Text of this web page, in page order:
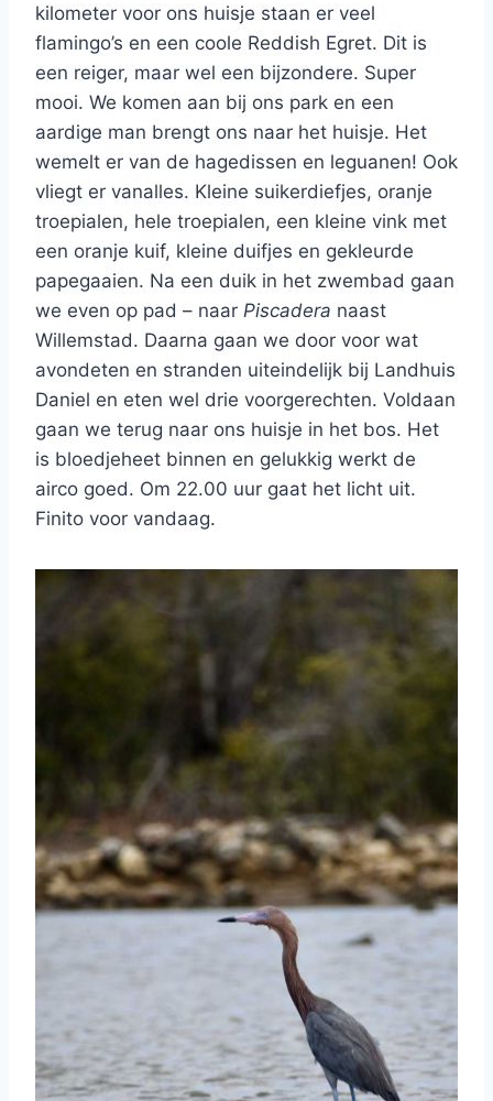
kilometer voor ons huisje staan er veel
flamingo’s en een coole Reddish Egret. Dit is
een reiger, maar wel een bijzondere. Super
mooi. We komen aan bij ons park en een
aardige man brengt ons naar het huisje. Het
wemelt er van de hagedissen en leguanen! Ook
vliegt er vanalles. Kleine suikerdiefjes, oranje
troepialen, hele troepialen, een kleine vink met
een oranje kuif, kleine duifjes en gekleurde
papegaaien. Na een duik in het zwembad gaan
we even op pad – naar Piscadera naast
Willemstad. Daarna gaan we door voor wat
avondeten en stranden uiteindelijk bij Landhuis
Daniel en eten wel drie voorgerechten. Voldaan
gaan we terug naar ons huisje in het bos. Het
is bloedjeheet binnen en gelukkig werkt de
airco goed. Om 22.00 uur gaat het licht uit.
Finito voor vandaag.